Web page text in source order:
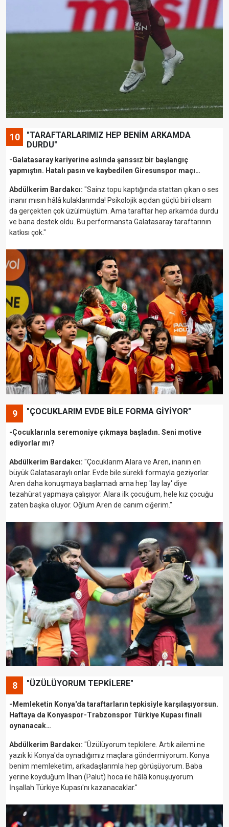
10
"TARAFTARLARIMIZ HEP BENİM ARKAMDA
DURDU"
-Galatasaray kariyerine aslında şanssız bir başlangıç
yapmıştın. Hatalı pasın ve kaybedilen Giresunspor maçı…
Abdülkerim Bardakcı: "Sainz topu kaptığında stattan çıkan o ses
inanır mısın hâlâ kulaklarımda! Psikolojik açıdan güçlü biri olsam
da gerçekten çok üzülmüştüm. Ama taraftar hep arkamda durdu
ve bana destek oldu. Bu performansta Galatasaray taraftarının
katkısı çok."
9 "ÇOCUKLARIM EVDE BİLE FORMA GİYİYOR"
-Çocuklarınla seremoniye çıkmaya başladın. Seni motive
ediyorlar mı?
Abdülkerim Bardakcı: "Çocuklarım Alara ve Aren, inanın en
büyük Galatasaraylı onlar. Evde bile sürekli formayla geziyorlar.
Aren daha konuşmaya başlamadı ama hep 'lay lay' diye
tezahürat yapmaya çalışıyor. Alara ilk çocuğum, hele kız çocuğu
zaten başka oluyor. Oğlum Aren de canım ciğerim."
8 "ÜZÜLÜYORUM TEPKİLERE"
-Memleketin Konya'da taraftarların tepkisiyle karşılaşıyorsun.
Haftaya da Konyaspor-Trabzonspor Türkiye Kupası finali
oynanacak…
Abdülkerim Bardakcı: "Üzülüyorum tepkilere. Artık ailemi ne
yazık ki Konya'da oynadığımız maçlara göndermiyorum. Konya
benim memleketim, arkadaşlarımla hep görüşüyorum. Baba
yerine koyduğum İlhan (Palut) hoca ile hâlâ konuşuyorum.
İnşallah Türkiye Kupası'nı kazanacaklar."